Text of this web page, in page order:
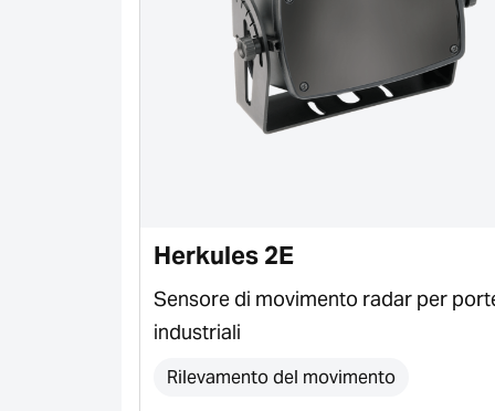
Herkules 2E
Sensore di movimento radar per
industriali
Rilevamento del movimento